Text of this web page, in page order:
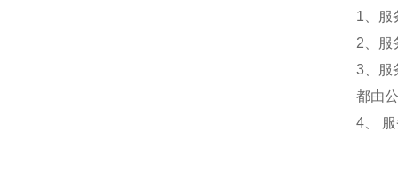
1、服
2、服
3、服
都由
4、